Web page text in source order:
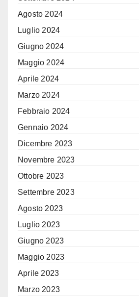
Agosto 2024
Luglio 2024
Giugno 2024
Maggio 2024
Aprile 2024
Marzo 2024
Febbraio 2024
Gennaio 2024
Dicembre 2023
Novembre 2023
Ottobre 2023
Settembre 2023
Agosto 2023
Luglio 2023
Giugno 2023
Maggio 2023
Aprile 2023
Marzo 2023